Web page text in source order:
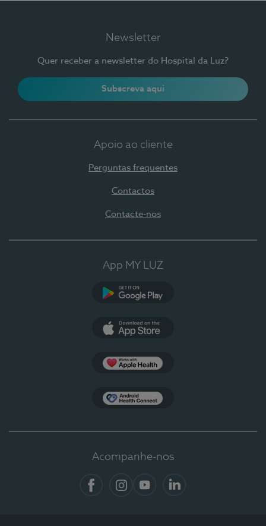
Newsletter
Quer receber a newsletter do Hospital da Luz?
Subscreva aqui
Apoio ao cliente
Perguntas frequentes
Contactos
Contacte-nos
App MY LUZ
Acompanhe-nos